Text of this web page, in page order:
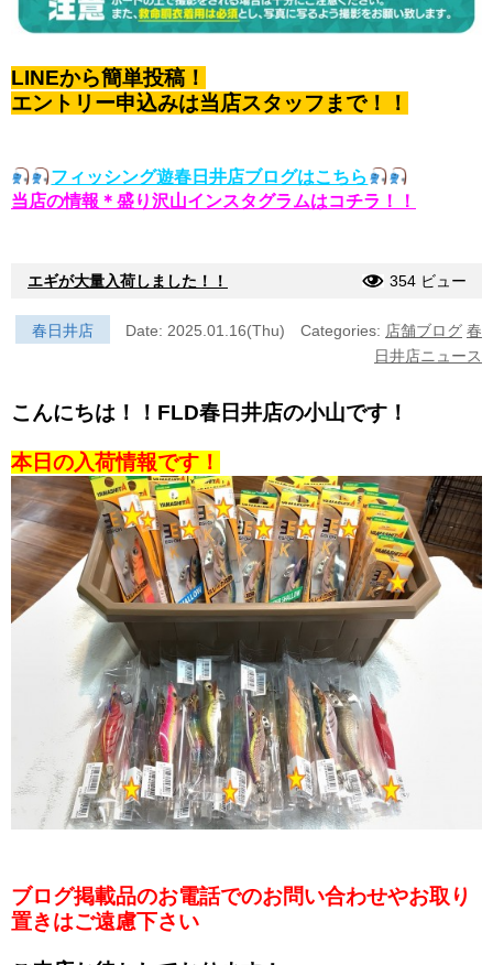
LINEから簡単投稿！
エントリー申込みは当店スタッフまで！！
フィッシング遊春日井店ブログはこちら
当店の情報＊盛り沢山インスタグラムはコチラ！！
エギが大量入荷しました！！ 354 ビュー
春日井店 Date: 2025.01.16(Thu) Categories: 店舗ブログ 春
日井店ニュース
こんにちは！！FLD春日井店の小山です！
本日の入荷情報です！
ブログ掲載品のお電話でのお問い合わせやお取り
置きはご遠慮下さい